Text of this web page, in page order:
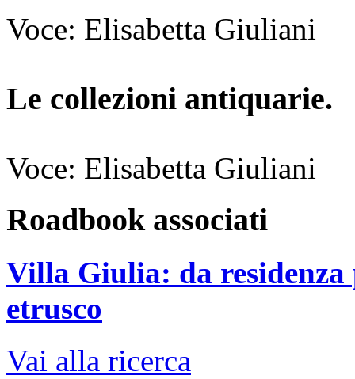
Voce: Elisabetta Giuliani
Le collezioni antiquarie.
Voce: Elisabetta Giuliani
Roadbook associati
Villa Giulia: da residenza
etrusco
Vai alla ricerca